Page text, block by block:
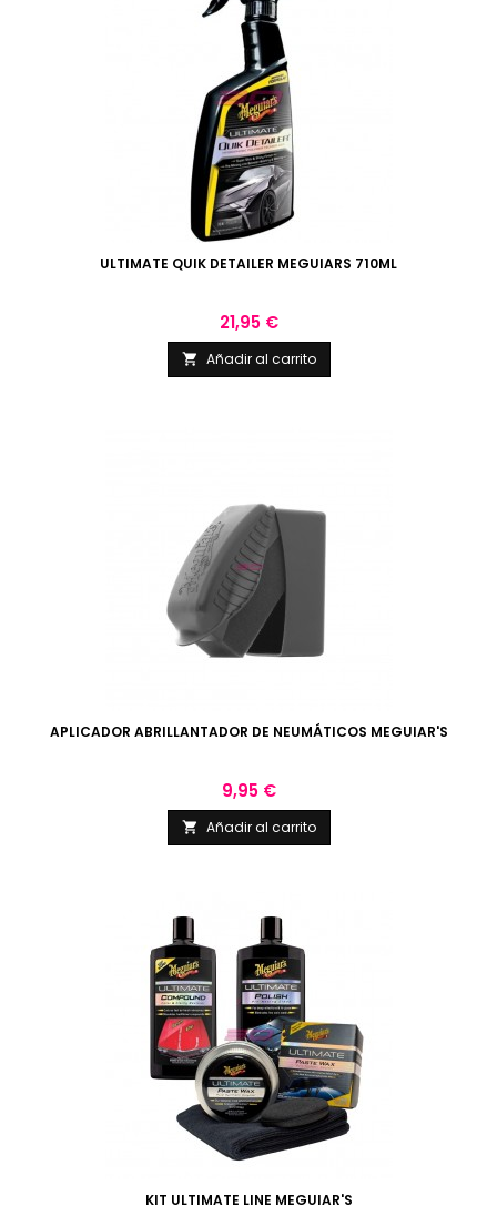
ULTIMATE QUIK DETAILER MEGUIARS 710ML
Precio
21,95 €
 Añadir al carrito
APLICADOR ABRILLANTADOR DE NEUMÁTICOS MEGUIAR'S
Precio
9,95 €
 Añadir al carrito
KIT ULTIMATE LINE MEGUIAR'S